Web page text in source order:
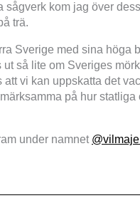
kom jag över
trä.
Sverige med sina höga
så lite om Sveriges
vi kan uppskatta det
på hur statliga
under namnet